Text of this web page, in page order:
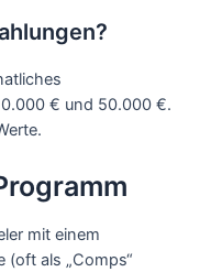
€ und 50.000 €.
mit einem
(oft als „Comps“